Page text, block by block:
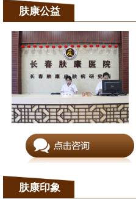
肤康公益
肤康印象